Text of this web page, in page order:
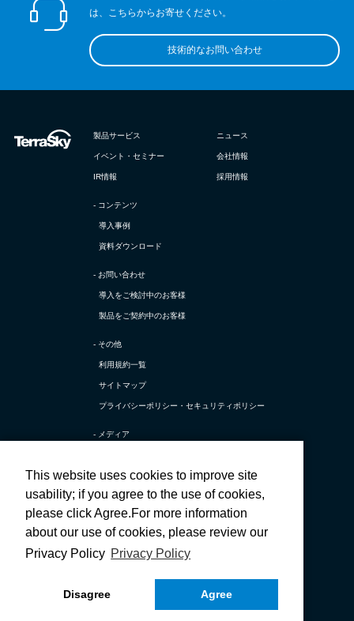
は、こちらからお寄せください。
技術的なお問い合わせ
製品サービス ニュース
イベント・セミナー 会社情報
IR情報 採用情報
- コンテンツ
導入事例
資料ダウンロード
- お問い合わせ
導入をご検討中のお客様
製品をご契約中のお客様
- その他
利用規約一覧
サイトマップ
プライバシーポリシー・ セキュリティポリシー
- メディア
テラスカイ公式 X
テラスカイ公式 採用X
テラスカイ公式 Facebook
テラスカイ公式 採用Facebook
テラスカイ公式 YouTube
This website uses cookies to improve site
usability; if you agree to the use of cookies,
please click Agree.For more information
about our use of cookies, please review our
Privacy Policy Privacy Policy
Disagree Agree